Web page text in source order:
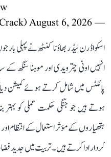
— SSBCrack (@SSBCrack)
August 6, 2026
پائلٹس میں شامل کرتے ہوئے کمیشن
ہوتے ہیں جو جنگی حکمت عملی کو بہتر
ہتھیاروں کے مؤثر استعمال کے انتظام
کردار ادا کرتے ہیں۔ تربیت میں جدید